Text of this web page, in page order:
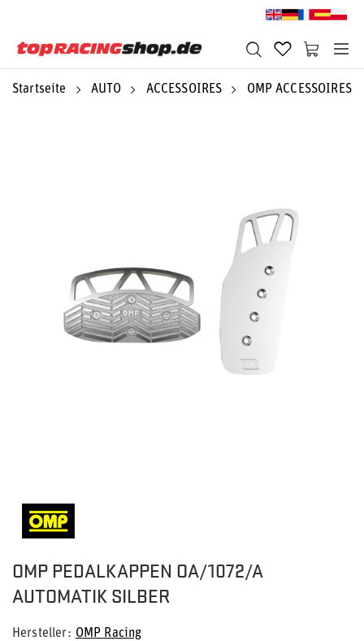
Startseite AUTO ACCESSOIRES OMP ACCESSOIRES
OMP PEDALKAPPEN OA/1072/A
AUTOMATIK SILBER
Hersteller
OMP Racing